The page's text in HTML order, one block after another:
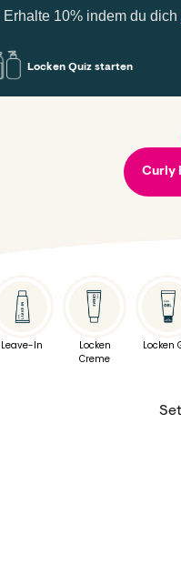
10% indem du dich jetzt
Locken Quiz starten
Curly
Leave-In
Locken
Creme
Locken